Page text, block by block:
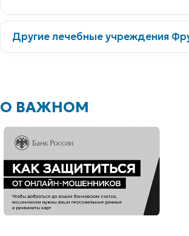
Другие лечебные учреждения
О ВАЖНОМ